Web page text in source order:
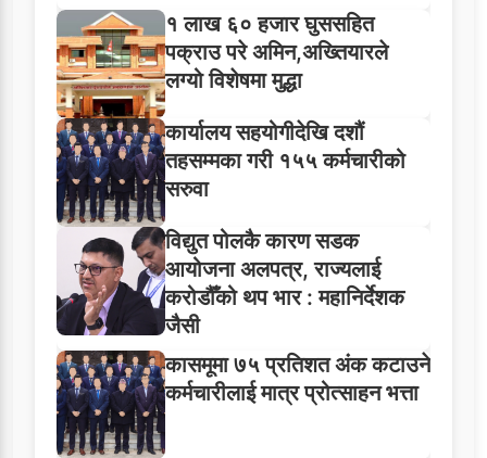
१ लाख ६० हजार घुससहित
पक्राउ परे अमिन,अख्तियारले
लग्यो विशेषमा मुद्धा
कार्यालय सहयोगीदेखि दशौं
तहसम्मका गरी १५५ कर्मचारीको
सरुवा
विद्युत पोलकै कारण सडक
आयोजना अलपत्र, राज्यलाई
करोडौँको थप भार : महानिर्देशक
जैसी
कासमूमा ७५ प्रतिशत अंक कटाउने
कर्मचारीलाई मात्र प्रोत्साहन भत्ता